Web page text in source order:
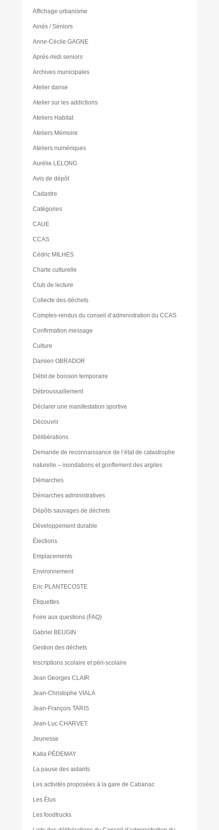
Affichage urbanisme
Ainés / Séniors
Anne-Cécile GAGNE
Après-midi seniors
Archives municipales
Atelier danse
Atelier sur les addictions
Ateliers Habitat
Ateliers Mémoire
Ateliers numériques
Aurélie LELONG
Avis de dépôt
Cadastre
Catégories
CAUE
CCAS
Cédric MILHES
Charte culturelle
Club de lecture
Collecte des déchets
Comptes-rendus du conseil d’administration du CCAS
Confirmation message
Culture
Damien OBRADOR
Débit de boisson temporaire
Débroussaillement
Déclarer une manifestation sportive
Découvrir
Délibérations
Demande de reconnaissance de l’état de catastrophe
naturelle – inondations et gonflement des argiles
Démarches
Démarches administratives
Dépôts sauvages de déchets
Développement durable
Élections
Emplacements
Environnement
Eric PLANTECOSTE
Étiquettes
Foire aux questions (FAQ)
Gabriel BEUGIN
Gestion des déchets
Inscriptions scolaire et péri-scolaire
Jean Georges CLAIR
Jean-Christophe VIALA
Jean-François TARIS
Jean-Luc CHARVET
Jeunesse
Katia PÉDEMAY
La pause des aidants
Les activités proposées à la gare de Cabanac
Les Élus
Les foodtrucks